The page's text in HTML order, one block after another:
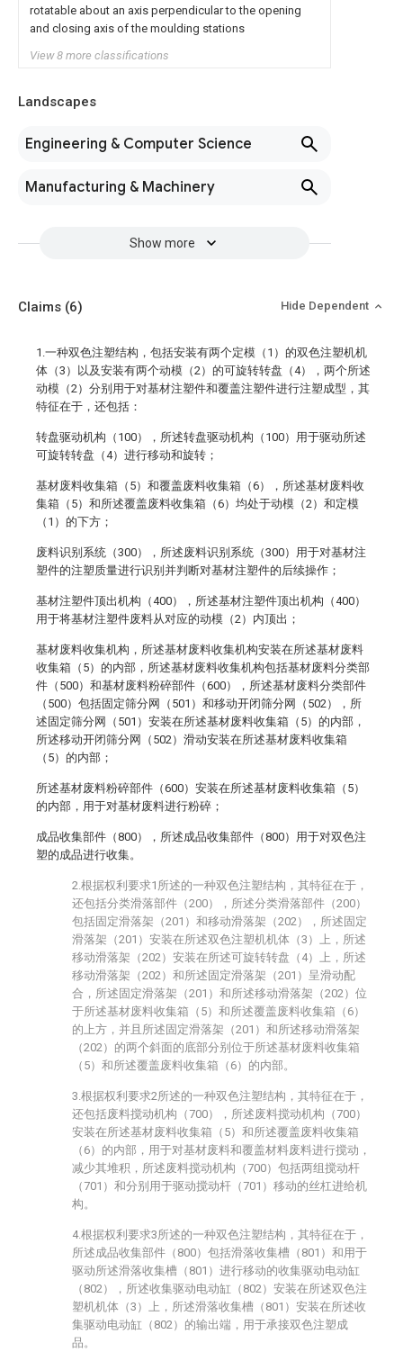
rotatable about an axis perpendicular to the opening
and closing axis of the moulding stations
View 8 more classifications
Landscapes
Engineering & Computer Science
Manufacturing & Machinery
Show more
Claims (6) Hide Dependent
1.一种双色注塑结构，包括安装有两个定模（1）的双色注塑机机
体（3）以及安装有两个动模（2）的可旋转转盘（4），两个所述
动模（2）分别用于对基材注塑件和覆盖注塑件进行注塑成型，其
特征在于，还包括：
转盘驱动机构（100），所述转盘驱动机构（100）用于驱动所述
可旋转转盘（4）进行移动和旋转；
基材废料收集箱（5）和覆盖废料收集箱（6），所述基材废料收
集箱（5）和所述覆盖废料收集箱（6）均处于动模（2）和定模
（1）的下方；
废料识别系统（300），所述废料识别系统（300）用于对基材注
塑件的注塑质量进行识别并判断对基材注塑件的后续操作；
基材注塑件顶出机构（400），所述基材注塑件顶出机构（400）
用于将基材注塑件废料从对应的动模（2）内顶出；
基材废料收集机构，所述基材废料收集机构安装在所述基材废料
收集箱（5）的内部，所述基材废料收集机构包括基材废料分类部
件（500）和基材废料粉碎部件（600），所述基材废料分类部件
（500）包括固定筛分网（501）和移动开闭筛分网（502），所
述固定筛分网（501）安装在所述基材废料收集箱（5）的内部，
所述移动开闭筛分网（502）滑动安装在所述基材废料收集箱
（5）的内部；
所述基材废料粉碎部件（600）安装在所述基材废料收集箱（5）
的内部，用于对基材废料进行粉碎；
成品收集部件（800），所述成品收集部件（800）用于对双色注
塑的成品进行收集。
2.根据权利要求1所述的一种双色注塑结构，其特征在于，
还包括分类滑落部件（200），所述分类滑落部件（200）
包括固定滑落架（201）和移动滑落架（202），所述固定
滑落架（201）安装在所述双色注塑机机体（3）上，所述
移动滑落架（202）安装在所述可旋转转盘（4）上，所述
移动滑落架（202）和所述固定滑落架（201）呈滑动配
合，所述固定滑落架（201）和所述移动滑落架（202）位
于所述基材废料收集箱（5）和所述覆盖废料收集箱（6）
的上方，并且所述固定滑落架（201）和所述移动滑落架
（202）的两个斜面的底部分别位于所述基材废料收集箱
（5）和所述覆盖废料收集箱（6）的内部。
3.根据权利要求2所述的一种双色注塑结构，其特征在于，
还包括废料搅动机构（700），所述废料搅动机构（700）
安装在所述基材废料收集箱（5）和所述覆盖废料收集箱
（6）的内部，用于对基材废料和覆盖材料废料进行搅动，
减少其堆积，所述废料搅动机构（700）包括两组搅动杆
（701）和分别用于驱动搅动杆（701）移动的丝杠进给机
构。
4.根据权利要求3所述的一种双色注塑结构，其特征在于，
所述成品收集部件（800）包括滑落收集槽（801）和用于
驱动所述滑落收集槽（801）进行移动的收集驱动电动缸
（802），所述收集驱动电动缸（802）安装在所述双色注
塑机机体（3）上，所述滑落收集槽（801）安装在所述收
集驱动电动缸（802）的输出端，用于承接双色注塑成
品。